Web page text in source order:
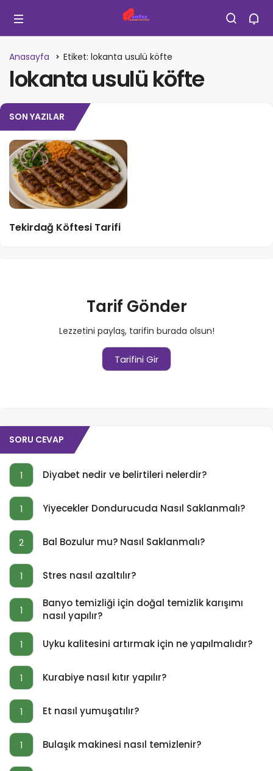
Anasayfa Etiket: lokanta usulü köfte
lokanta usulü köfte
SON YAZILAR
Tekirdağ Köftesi Tarifi
Tarif Gönder
Lezzetini paylaş, tarifin burada olsun!
Tarifini Gir
SORU CEVAP
1 Diyabet nedir ve belirtileri nelerdir?
1 Yiyecekler Dondurucuda Nasıl Saklanmalı?
2 Bal Bozulur mu? Nasıl Saklanmalı?
1 Stres nasıl azaltılır?
1
Banyo temizliği için doğal temizlik karışımı
nasıl yapılır?
1 Uyku kalitesini artırmak için ne yapılmalıdır?
1 Kurabiye nasıl kıtır yapılır?
1 Et nasıl yumuşatılır?
1 Bulaşık makinesi nasıl temizlenir?